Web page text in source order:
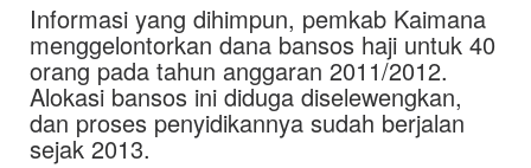
Informasi yang dihimpun, pemkab Kaimana
menggelontorkan dana bansos haji untuk 40
orang pada tahun anggaran 2011/2012.
Alokasi bansos ini diduga diselewengkan,
dan proses penyidikannya sudah berjalan
sejak 2013.